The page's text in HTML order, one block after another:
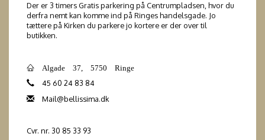
Der er 3 timers Gratis parkering på Centrumpladsen, hvor du
derfra nemt kan komme ind på Ringes handelsgade. Jo
tættere på Kirken du parkere jo kortere er der over til
butikken.
Algade 37, 5750 Ringe
45 60 24 83 84
Mail@bellissima.dk
Cvr. nr. 30 85 33 93